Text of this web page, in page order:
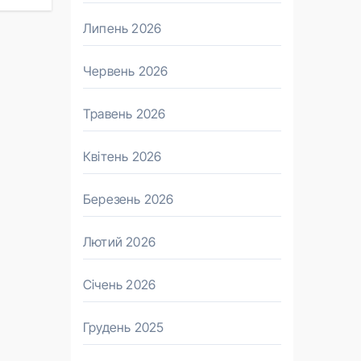
Липень 2026
Червень 2026
Травень 2026
Квітень 2026
Березень 2026
Лютий 2026
Січень 2026
Грудень 2025